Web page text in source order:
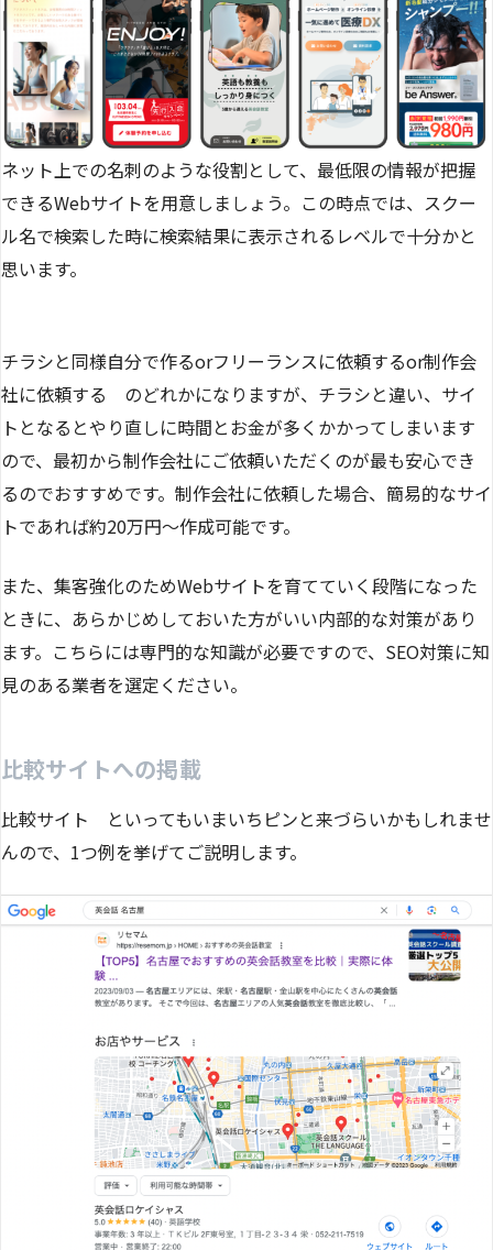
ネット上での名刺のような役割として、最低限の情報が把握
できるWebサイトを用意しましょう。この時点では、スクー
ル名で検索した時に検索結果に表示されるレベルで十分かと
思います。
チラシと同様自分で作るorフリーランスに依頼するor制作会
社に依頼する のどれかになりますが、チラシと違い、サイ
トとなるとやり直しに時間とお金が多くかかってしまいます
ので、最初から制作会社にご依頼いただくのが最も安心でき
るのでおすすめです。制作会社に依頼した場合、簡易的なサイ
トであれば約20万円〜作成可能です。
また、集客強化のためWebサイトを育てていく段階になった
ときに、あらかじめしておいた方がいい内部的な対策があり
ます。こちらには専門的な知識が必要ですので、SEO対策に知
見のある業者を選定ください。
比較サイトへの掲載
比較サイト といってもいまいちピンと来づらいかもしれませ
んので、1つ例を挙げてご説明します。